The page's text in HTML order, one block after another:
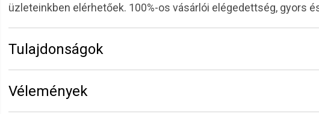
üzleteinkben elérhetőek. 100%-os vásárlói elégedettség, gyors
Tulajdonságok
Vélemények